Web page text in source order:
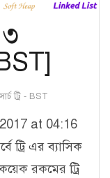
৩
BST]
ট্রি - BST
at 04:16
ট্রি এর ব্যাসিক
কয়েক রকমের ট্রি